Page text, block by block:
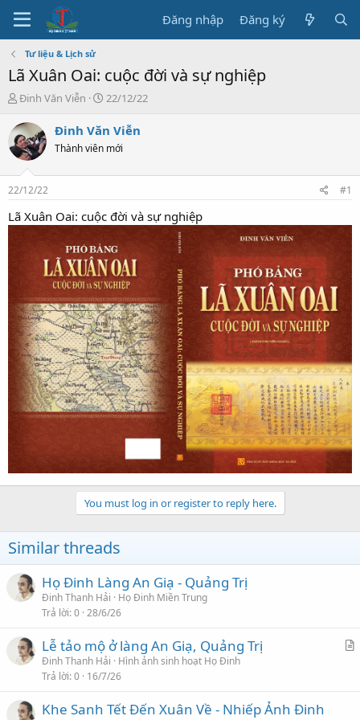
Đăng nhập Đăng ký
Tư liệu & Lịch sử
Lã Xuân Oai: cuộc đời và sự nghiệp
T
r
e
a
s
t
a
r
Đinh Văn Viễn
N
à
b
ầ
u
22/12/22
Đinh Văn Viễn
Thành viên mới
22/12/22 #1
Lã Xuân Oai: cuộc đời và sự nghiệp
You must log in or register to reply here.
Similar threads
Họ Đinh Làng An Giạ - Quảng Trị
Đinh Thanh Hải
Họ Đinh Miền Trung
Trả lời 0 28/6/26
A
Lễ tảo mộ ở làng An Giạ, Quảng Trị
Đinh Thanh Hải
Hình ảnh sinh hoạt Họ Đinh
Trả lời 0 16/7/26
Khe Sanh Tết Đến Xuân Về - Nhiếp Ảnh Đinh